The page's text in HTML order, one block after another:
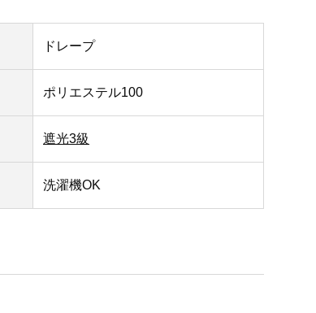
ドレープ
ポリエステル100
遮光3級
洗濯機OK